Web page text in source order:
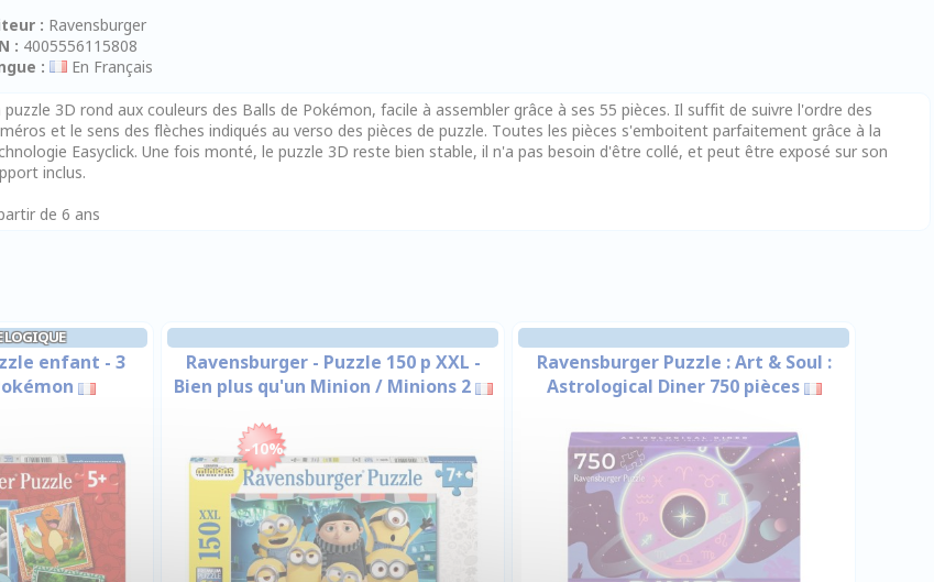
: Ravensburger
: 4005556115808
:
En Français
puzzle 3D rond aux couleurs des Balls de Pokémon, facile à assembler grâce à ses 55 pièces. Il suffit de suivre l'ordre des
et le sens des flèches indiqués au verso des pièces de puzzle. Toutes les pièces s'emboitent parfaitement grâce à la
Easyclick. Une fois monté, le puzzle 3D reste bien stable, il n'a pas besoin d'être collé, et peut être exposé sur son
inclus.
de 6 ans
LOGIQUE
enfant - 3
Ravensburger - Puzzle 150 p XXL -
Bien plus qu'un Minion / Minions 2
-10%
Ravensburger Puzzle : Art & Soul :
Astrological Diner 750 pièces